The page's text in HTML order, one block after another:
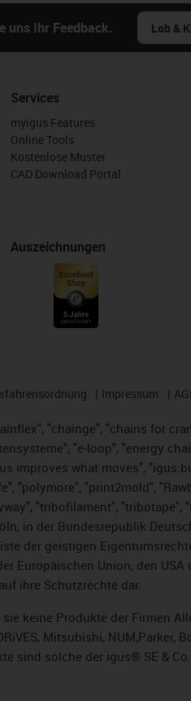
uns Ihr Feedback. Lob &
Services
myigus Features
Online Tools
Kostenlose Muster
CAD Download Portal
Auszeichnungen
Impressum
"chainge", "chains for
"e-loop", "energy
improves what moves",
"polymore", "print2mold",
"tribofilament",
in der Bundesrepublik
der geistigen
Europäischen Union, den
ihre Schutzrechte dar.
keine Produkte der Firmen
Mitsubishi,
sind solche der igus® SE & Co.